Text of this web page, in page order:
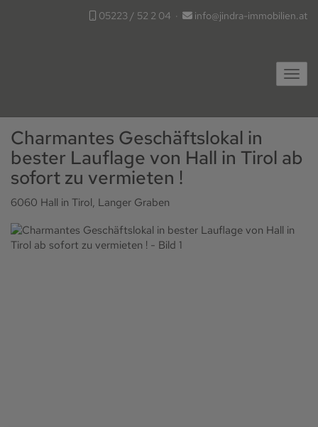
05223 / 52 2 04 · info@jindra-immobilien.at
Charmantes Geschäftslokal in
bester Lauflage von Hall in Tirol ab
sofort zu vermieten !
6060 Hall in Tirol, Langer Graben